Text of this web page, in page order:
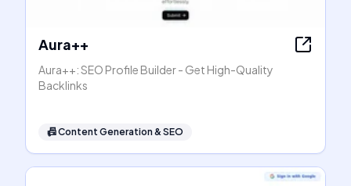
Aura++
Aura++: SEO Profile Builder - Get High-Quality
Backlinks
📠Content Generation & SEO